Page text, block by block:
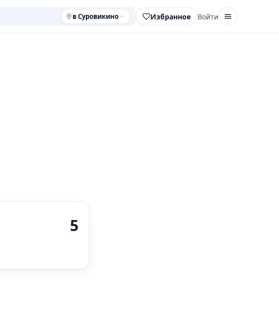
в Суровикино Избранное Войти
5